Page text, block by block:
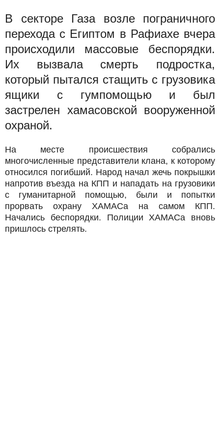
В секторе Газа возле пограничного
перехода с Египтом в Рафиахе вчера
происходили массовые беспорядки.
Их вызвала смерть подростка,
который пытался стащить с грузовика
ящики с гумпомощью и был
застрелен хамасовской вооруженной
охраной.
На месте происшествия собрались
многочисленные представители клана, к которому
относился погибший. Народ начал жечь покрышки
напротив въезда на КПП и нападать на грузовики
с гуманитарной помощью, были и попытки
прорвать охрану ХАМАСа на самом КПП.
Начались беспорядки. Полиции ХАМАСа вновь
пришлось стрелять.